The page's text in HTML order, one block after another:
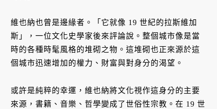
維也納也曾是邊緣者。「它就像 19 世紀的拉斯維加
斯」，一位文化史學家後來評論說。整個城市像是當
時的各種時髦風格的堆砌之物。這堆砌也正來源於這
個城市迅速增加的權力、財富與對身分的渴望。
或許是純粹的幸運，維也納將文化視作這身分的主要
來源，書籍、音樂、哲學變成了世俗性宗教。在 19 世